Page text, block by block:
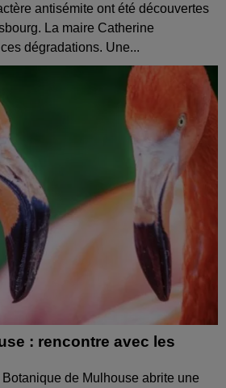
antisémite ont été découvertes
La maire Catherine
dégradations. Une...
: rencontre avec les
de Mulhouse abrite une